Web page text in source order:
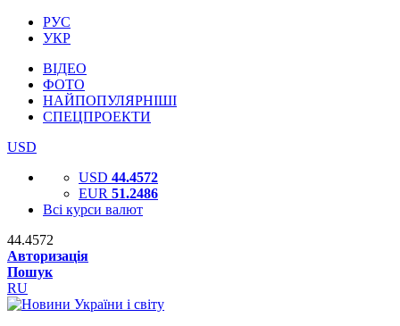
РУС
УКР
ВІДЕО
ФОТО
НАЙПОПУЛЯРНІШІ
СПЕЦПРОЕКТИ
USD
USD 44.4572
EUR 51.2486
Всі курси валют
44.4572
Авторизація
Пошук
RU